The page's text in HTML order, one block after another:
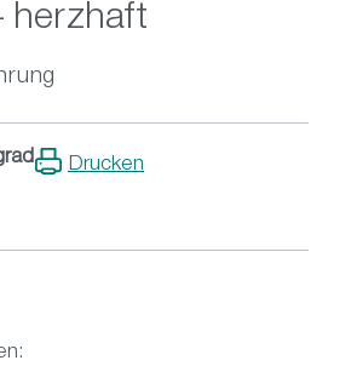
herzhaft
Drucken